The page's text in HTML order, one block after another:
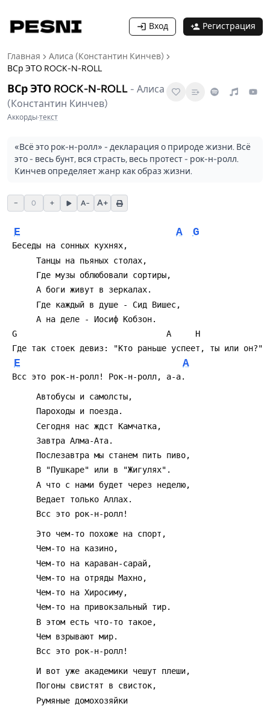
Вход Регистрация
Главная
Алиса (Константин Кинчев)
ВСр ЭТО ROCK-N-ROLL
ВСр ЭТО ROCK-N-ROLL - Алиса
(Константин Кинчев)
Аккорды·текст
«Всё это рок-н-ролл» - декларация о природе жизни. Всё
это - весь бунт, вся страсть, весь протест - рок-н-ролл.
Кинчев определяет жанр как образ жизни.
− 0 + A− A+
E A G
Беседы на сонных кухнях,
      Танцы на пьяных столах,
      Где музы облюбовали сортиры,
      А боги живут в зеркалах.
      Где каждый в душе - Сид Вишес,
      А на деле - Иосиф Кобзон.
G                               A     H
Где так стоек девиз: "Кто раньше успеет, ты или он?"
E A
Всс это рок-н-ролл! Рок-н-ролл, а-а.
      Автобусы и самолсты,
      Пароходы и поезда.
      Сегодня нас ждст Камчатка,
      Завтра Алма-Ата.
      Послезавтра мы станем пить пиво,
      В "Пушкаре" или в "Жигулях".
      А что с нами будет через неделю,
      Ведает только Аллах.
      Всс это рок-н-ролл!
      Это чем-то похоже на спорт,
      Чем-то на казино,
      Чем-то на караван-сарай,
      Чем-то на отряды Махно,
      Чем-то на Хиросиму,
      Чем-то на привокзальный тир.
      В этом есть что-то такое,
      Чем взрывают мир.
      Всс это рок-н-ролл!
      И вот уже академики чешут плеши,
      Погоны свистят в свисток,
      Румяные домохозяйки